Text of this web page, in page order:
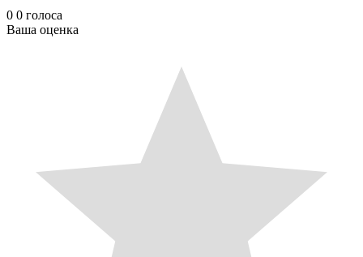
0 0 голоса
Ваша оценка